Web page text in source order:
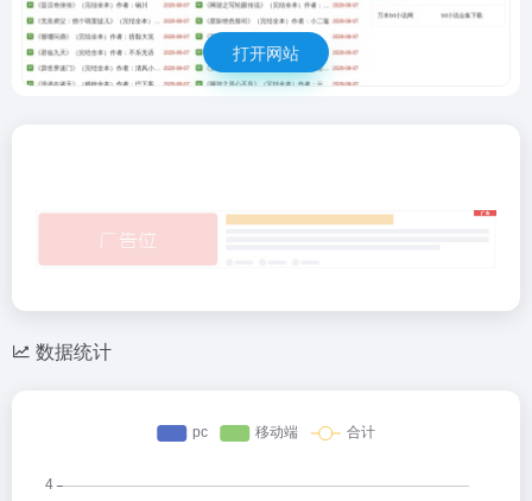
打开网站
数据统计